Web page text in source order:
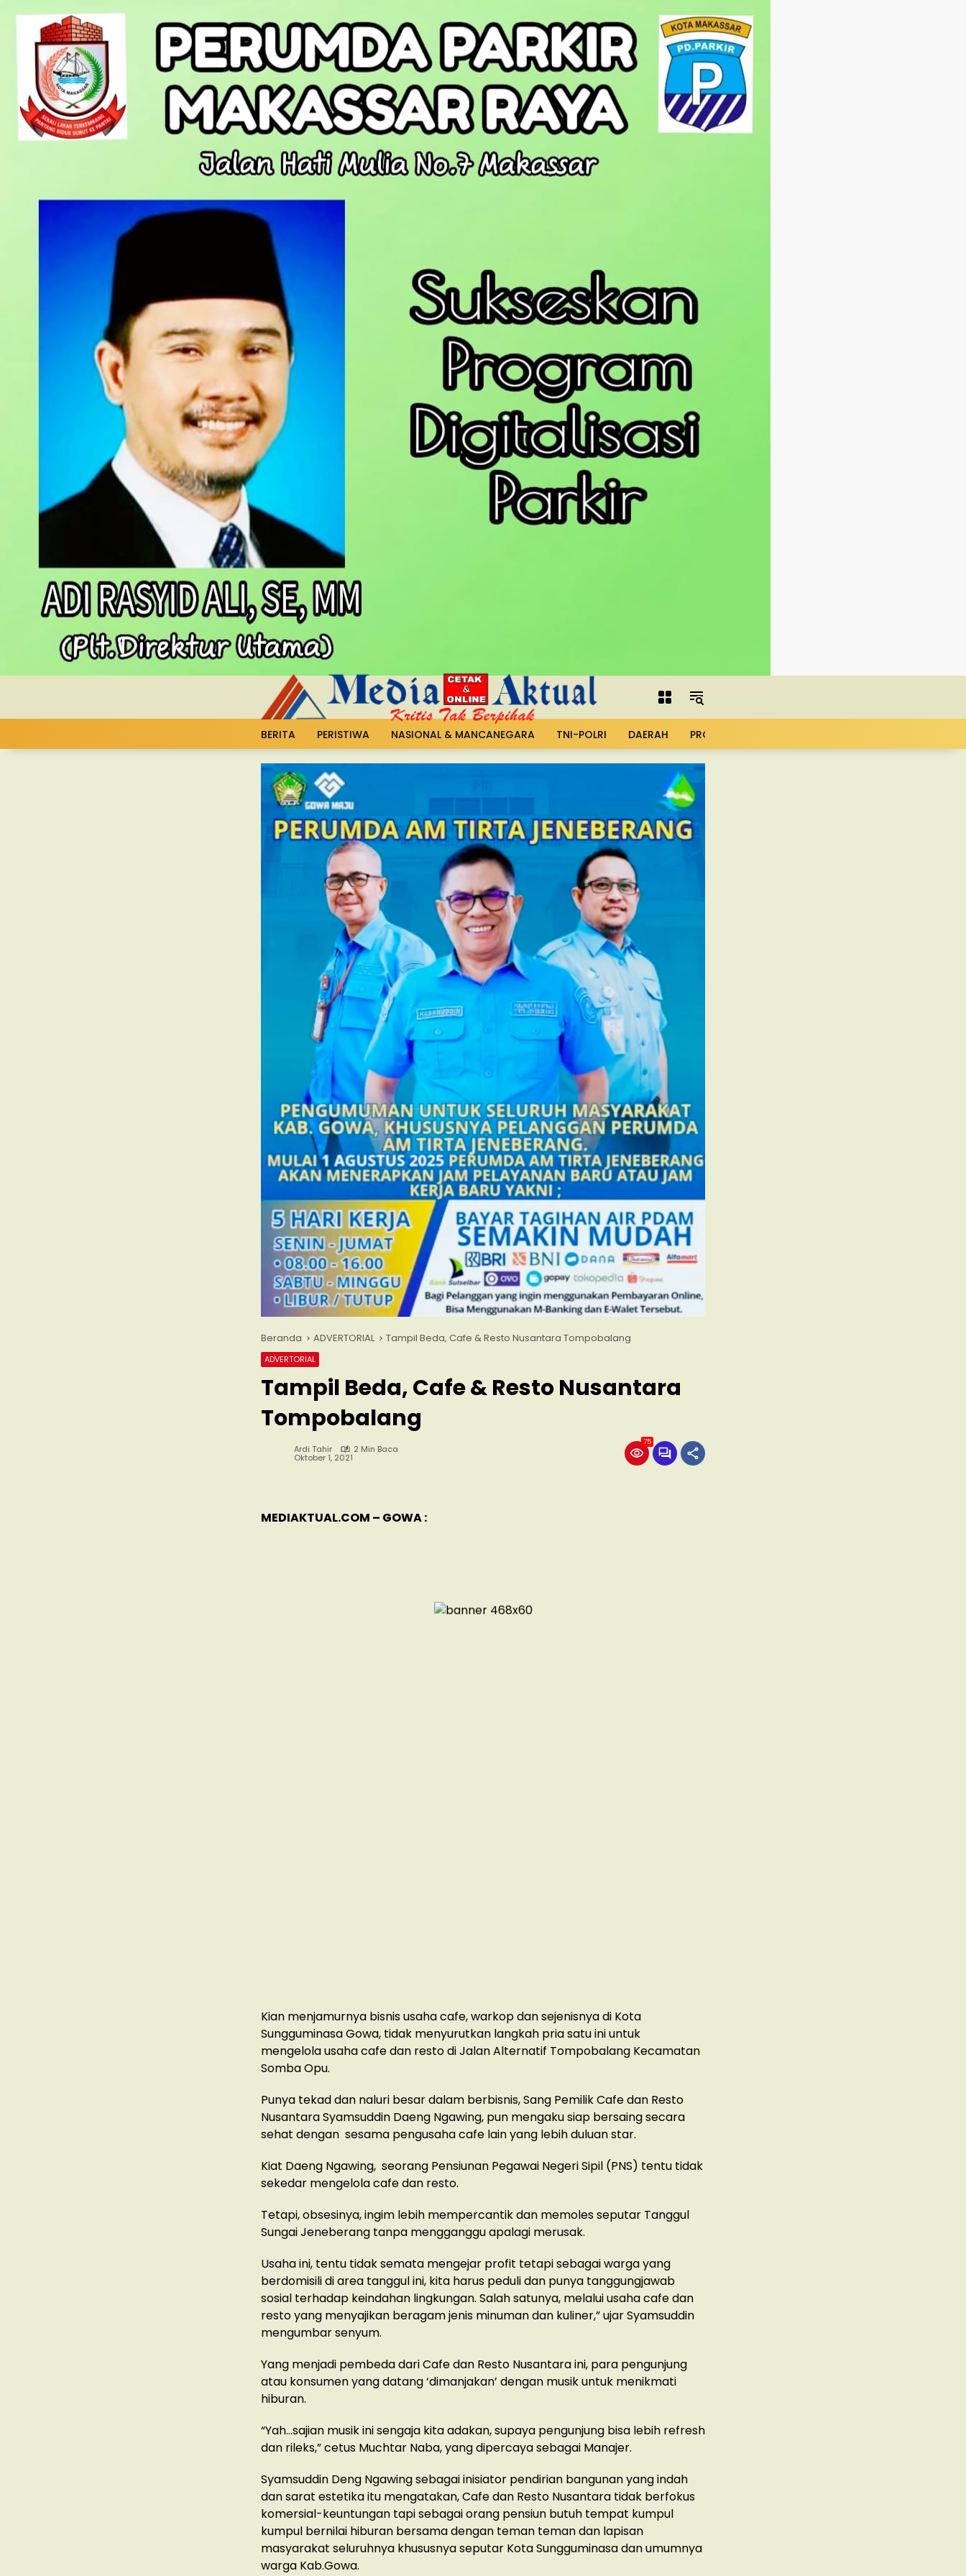
BERITA PERISTIWA NASIONAL & MANCANEGARA TNI-POLRI DAERAH PROFIL
Beranda ADVERTORIAL Tampil Beda, Cafe & Resto Nusantara Tompobalang
ADVERTORIAL
Tampil Beda, Cafe & Resto Nusantara
Tompobalang
Ardi Tahir 2 Min Baca
Oktober 1, 2021
75
MEDIAKTUAL.COM – GOWA :
Kian menjamurnya bisnis usaha cafe, warkop dan sejenisnya di Kota
Sungguminasa Gowa, tidak menyurutkan langkah pria satu ini untuk
mengelola usaha cafe dan resto di Jalan Alternatif Tompobalang Kecamatan
Somba Opu.
Punya tekad dan naluri besar dalam berbisnis, Sang Pemilik Cafe dan Resto
Nusantara Syamsuddin Daeng Ngawing, pun mengaku siap bersaing secara
sehat dengan sesama pengusaha cafe lain yang lebih duluan star.
Kiat Daeng Ngawing, seorang Pensiunan Pegawai Negeri Sipil (PNS) tentu tidak
sekedar mengelola cafe dan resto.
Tetapi, obsesinya, ingim lebih mempercantik dan memoles seputar Tanggul
Sungai Jeneberang tanpa mengganggu apalagi merusak.
Usaha ini, tentu tidak semata mengejar profit tetapi sebagai warga yang
berdomisili di area tanggul ini, kita harus peduli dan punya tanggungjawab
sosial terhadap keindahan lingkungan. Salah satunya, melalui usaha cafe dan
resto yang menyajikan beragam jenis minuman dan kuliner,” ujar Syamsuddin
mengumbar senyum.
Yang menjadi pembeda dari Cafe dan Resto Nusantara ini, para pengunjung
atau konsumen yang datang ‘dimanjakan’ dengan musik untuk menikmati
hiburan.
“Yah…sajian musik ini sengaja kita adakan, supaya pengunjung bisa lebih refresh
dan rileks,” cetus Muchtar Naba, yang dipercaya sebagai Manajer.
Syamsuddin Deng Ngawing sebagai inisiator pendirian bangunan yang indah
dan sarat estetika itu mengatakan, Cafe dan Resto Nusantara tidak berfokus
komersial-keuntungan tapi sebagai orang pensiun butuh tempat kumpul
kumpul bernilai hiburan bersama dengan teman teman dan lapisan
masyarakat seluruhnya khususnya seputar Kota Sungguminasa dan umumnya
warga Kab.Gowa.